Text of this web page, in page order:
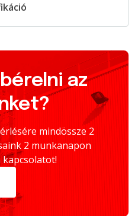
az
mindössze 2
2 munkanapon
kapcsolatot!